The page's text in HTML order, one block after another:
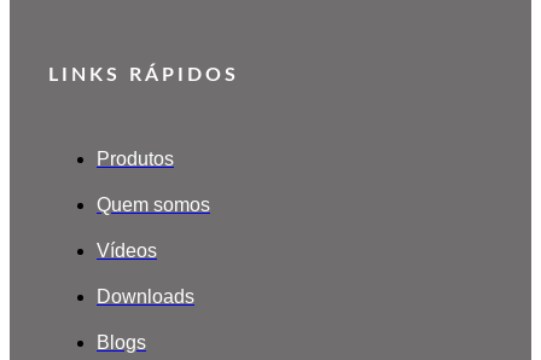
LINKS RÁPIDOS
Produtos
Quem somos
Vídeos
Downloads
Blogs